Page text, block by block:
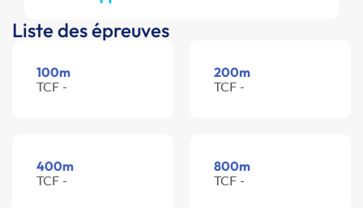
Liste des épreuves
100m
TCF -
200m
TCF -
400m
TCF -
800m
TCF -